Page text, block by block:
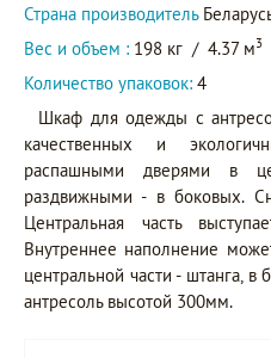
Страна производитель
Вес и объем : 198 кг / 4.37 м3
Количество упаковок: 4
Шкаф для одежды с
качественных и
распашными дверями в
раздвижными - в боковых.
Центральная часть
Внутреннее наполнение
центральной части - штанга,
антресоль высотой 300мм.